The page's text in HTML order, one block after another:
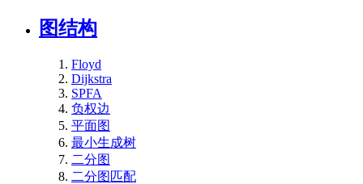
图结构
Floyd
Dijkstra
SPFA
负权边
平面图
最小生成树
二分图
二分图匹配